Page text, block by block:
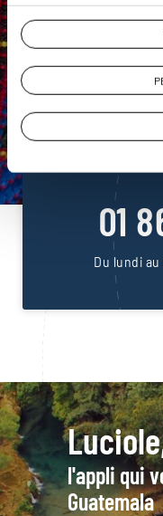
01
Du lundi au
l'appli qui
Guatemala